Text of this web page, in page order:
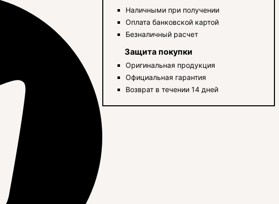
Наличными при получении
Оплата банковской картой
Безналичный расчет
Защита покупки
Оригинальная продукция
Официальная гарантия
Возврат в течении 14 дней